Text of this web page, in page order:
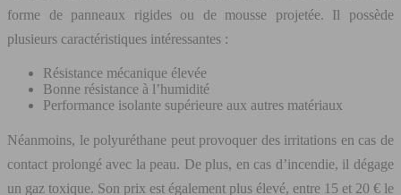
forme de panneaux rigides ou de mousse projetée. Il possède
plusieurs caractéristiques intéressantes :
Résistance mécanique élevée
Bonne résistance à l’humidité
Performance isolante supérieure aux autres matériaux
Néanmoins, le polyuréthane peut provoquer des irritations en cas de
contact prolongé avec la peau. De plus, en cas d’incendie, il dégage
un gaz toxique. Son prix est également plus élevé, entre 15 et 20 € le